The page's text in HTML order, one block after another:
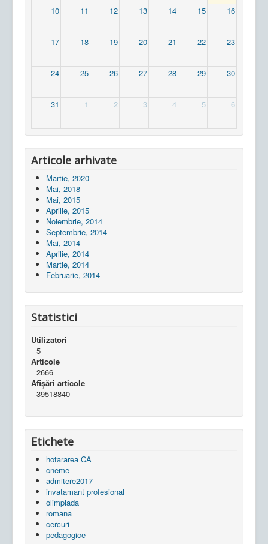
10 11 12 13 14 15 16
17 18 19 20 21 22 23
24 25 26 27 28 29 30
31 1 2 3 4 5 6
Articole arhivate
Martie, 2020
Mai, 2018
Mai, 2015
Aprilie, 2015
Noiembrie, 2014
Septembrie, 2014
Mai, 2014
Aprilie, 2014
Martie, 2014
Februarie, 2014
Statistici
Utilizatori
5
Articole
2666
Afișări articole
39518840
Etichete
hotararea CA
cneme
admitere2017
invatamant profesional
olimpiada
romana
cercuri
pedagogice